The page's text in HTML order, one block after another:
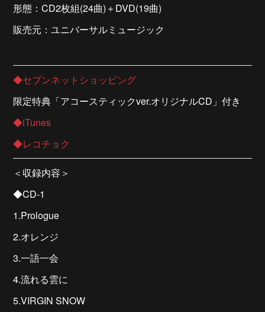
形態：CD2枚組(24曲)＋DVD(19曲)
販売元：ユニバーサルミュージック
◆セブンネットショッピング
限定特典「アコースティックver.オリジナルCD」付き
◆iTunes
◆レコチョク
＜収録内容＞
◆CD-1
1.Prologue
2.オレンジ
3.一語一会
4.流れる雲に
5.VIRGIN SNOW